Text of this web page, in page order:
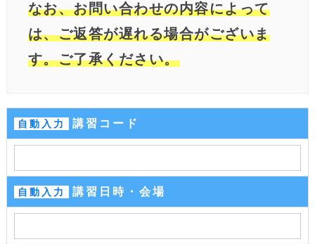
なお、お問い合わせの内容によって
は、ご返答が遅れる場合がございま
す。ご了承ください。
自動入力 講習コード
自動入力 講習日時・会場